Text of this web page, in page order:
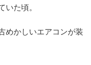
いた頃。
めかしいエアコンが装